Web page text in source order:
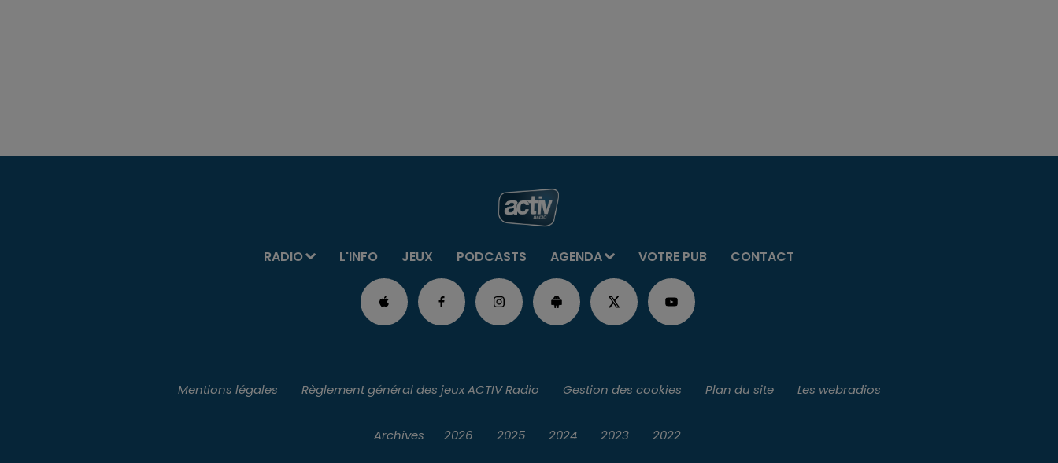
RADIO L'INFO JEUX PODCASTS AGENDA VOTRE PUB CONTACT
Mentions légales Règlement général des jeux ACTIV Radio Gestion des cookies Plan du site Les webradios
Archives 2026 2025 2024 2023 2022